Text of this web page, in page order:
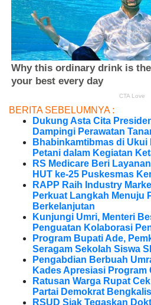
BERITA SEBELUMNYA :
Dukung Asta Cita
Dampingi Perawatan
Bhabinkamtibmas di Ukui
Petani dalam Kegiatan
RS Medicare Beri
HUT ke-25 Puskesmas
RAPP Raih Industry
Perkuat Langkah Menuju
Berkelanjutan
Kunjungi Umri, Menteri
Penguatan Kolaborasi
Program Bupati Ade,
Seragam Sekolah Siswa
Pengabdian Berbuah
Kades Apresiasi Program
Ratusan Warga Rupat
Partai Demokrat Bengkalis
RSUD Siak Tegaskan